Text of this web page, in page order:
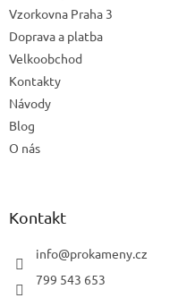
Vzorkovna Praha 3
Doprava a platba
Velkoobchod
Kontakty
Návody
Blog
O nás
Kontakt
info@prokameny.cz
799 543 653